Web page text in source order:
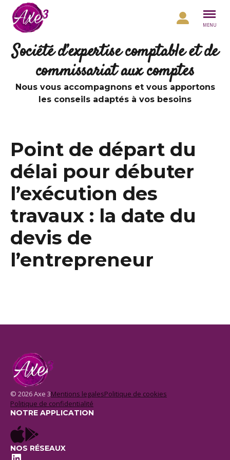
Aller au contenu
MENU
Société d’expertise comptable et de
commissariat aux comptes
Nous vous accompagnons et vous apportons
les conseils adaptés à vos besoins
Point de départ du
délai pour débuter
l’exécution des
travaux : la date du
devis de
l’entrepreneur
© 2026 Axe 3Mentions legalesPolitique de cookies
Politique de confidentialité
NOTRE APPLICATION
NOS RÉSEAUX